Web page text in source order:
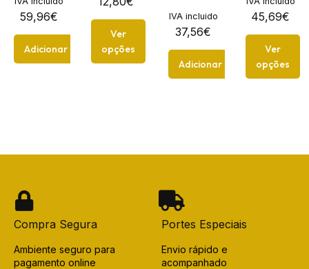
59,96€
Adicionar
Ver
opções
37,56€
IVA incluido
Adicionar
45,69€
Ver
opções
Compra Segura
Ambiente seguro para
pagamento online
Portes Especiais
Envio rápido e
acompanhado